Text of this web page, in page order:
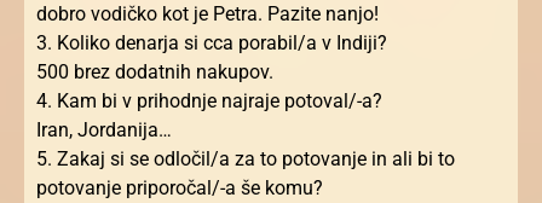
dobro vodičko kot je Petra. Pazite nanjo!
3. Koliko denarja si cca porabil/a v Indiji?
500 brez dodatnih nakupov.
4. Kam bi v prihodnje najraje potoval/-a?
Iran, Jordanija…
5. Zakaj si se odločil/a za to potovanje in ali bi to
potovanje priporočal/-a še komu?